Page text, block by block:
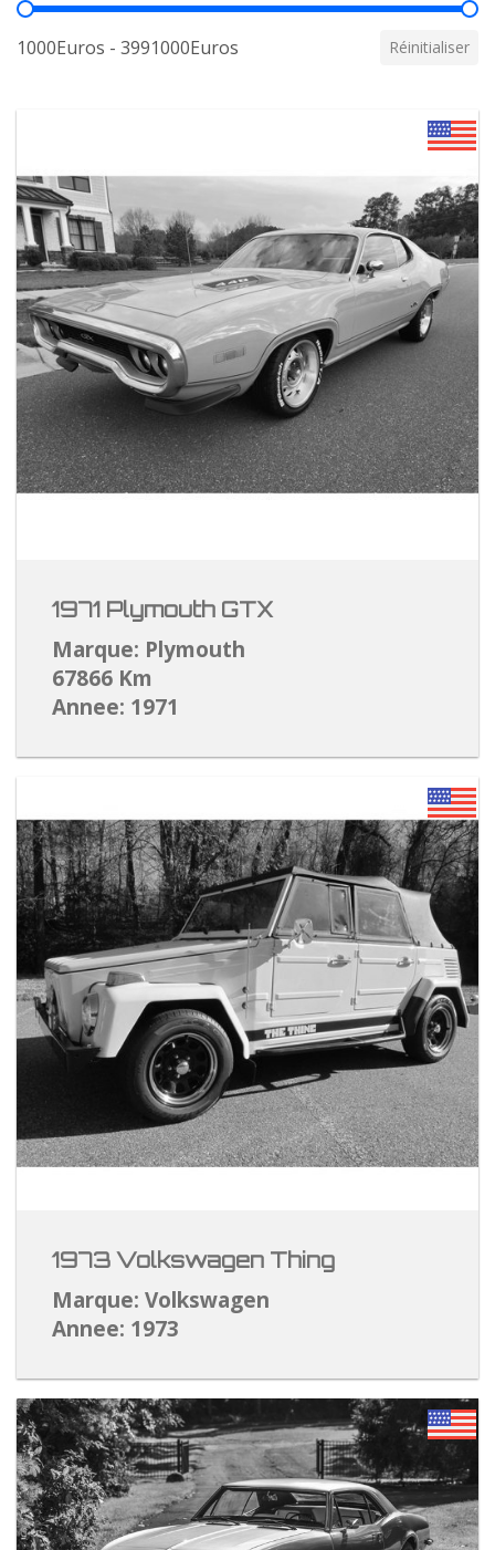
Prix
1000Euros - 3991000Euros Réinitialiser
1971 Plymouth GTX
Marque: Plymouth
67866 Km
Annee: 1971
1973 Volkswagen Thing
Marque: Volkswagen
Annee: 1973